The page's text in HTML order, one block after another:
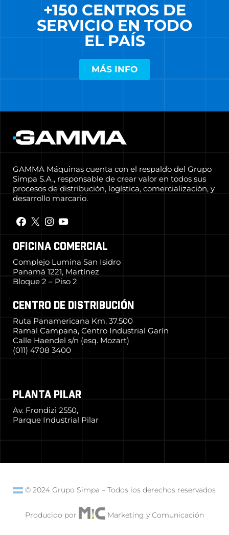
+150 CENTROS DE
SERVICIO EN TODO
EL PAÍS
MÁS INFO
GAMMA Máquinas cuenta con el respaldo del Grupo
Simpa S.A., responsable de crear valor en todos sus
procesos de distribución, logística, comercialización, y
desarrollo marcario.
OFICINA COMERCIAL
Complejo Lumina San Isidro
Panamá 1221, Martínez
Bloque 2 – Piso 2
CENTRO DE DISTRIBUCIÓN
Ruta Panamericana Km. 37.500
Ramal Campana, Centro Industrial Garín
Calle Haendel s/n (esq. Mozart)
(011) 4708 3400
PLANTA PILAR
Av. Frondizi 2550,
Parque Industrial Pilar
© 2024 Grupo Simpa– Todos los derechos reservados
Producido por Marketing y Comunicación